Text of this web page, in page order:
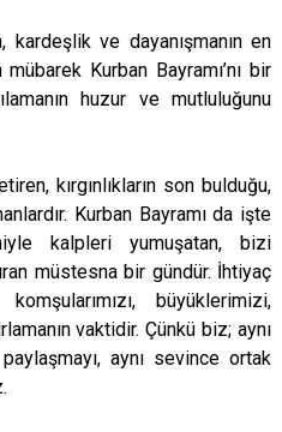
kardeşlik ve dayanışmanın en
Kurban Bayramı’nı bir
huzur ve mutluluğunu
kırgınlıkların son bulduğu,
Kurban Bayramı da işte
kalpleri yumuşatan, bizi
müstesna bir gündür. İhtiyaç
büyüklerimizi,
vaktidir. Çünkü biz; aynı
aynı sevince ortak